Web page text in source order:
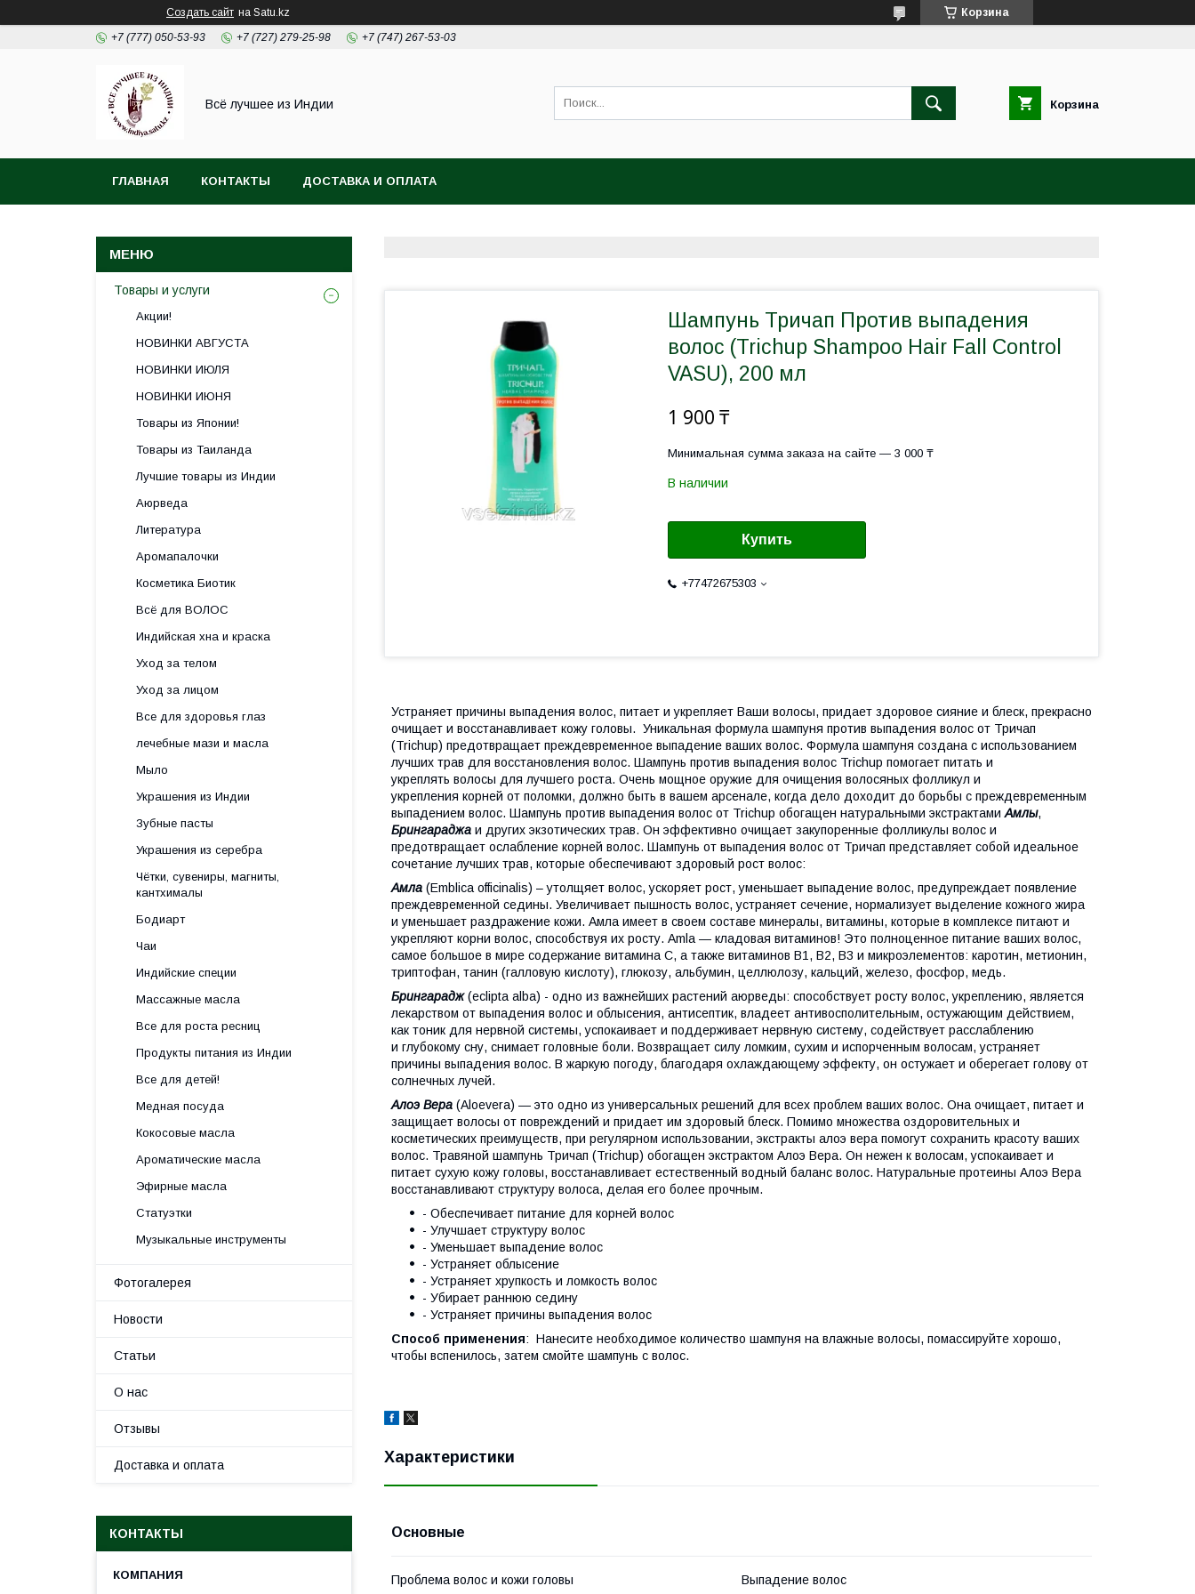
Создать сайт на Satu.kz Корзина
+7 (777) 050-53-93 +7 (727) 279-25-98 +7 (747) 267-53-03
Всё лучшее из Индии Корзина
ГЛАВНАЯ КОНТАКТЫ ДОСТАВКА И ОПЛАТА
Шампунь Тричап Против выпадения
волос (Trichup Shampoo Hair Fall Control
VASU), 200 мл
1 900 ₸
Минимальная сумма заказа на сайте — 3 000 ₸
В наличии
Купить
+77472675303
Устраняет причины выпадения волос, питает и укрепляет Ваши волосы, придает здоровое сияние и блеск, прекрасно
очищает и восстанавливает кожу головы. Уникальная формула шампуня против выпадения волос от Тричап
(Trichup) предотвращает преждевременное выпадение ваших волос. Формула шампуня создана с использованием
лучших трав для восстановления волос. Шампунь против выпадения волос Trichup помогает питать и
укреплять волосы для лучшего роста. Очень мощное оружие для очищения волосяных фолликул и
укрепления корней от поломки, должно быть в вашем арсенале, когда дело доходит до борьбы с преждевременным
выпадением волос. Шампунь против выпадения волос от Trichup обогащен натуральными экстрактамиАмлы,
Брингараджа и других экзотических трав. Он эффективно очищает закупоренные фолликулы волос и
предотвращает ослабление корней волос. Шампунь от выпадения волос от Тричап представляет собой идеальное
сочетание лучших трав, которые обеспечивают здоровый рост волос:
Амла (Emblica officinalis) – утолщяет волос, ускоряет рост, уменьшает выпадение волос, предупреждает появление
преждевременной седины. Увеличивает пышность волос, устраняет сечение, нормализует выделение кожного жира
и уменьшает раздражение кожи. Амла имеет в своем составе минералы, витамины, которые в комплексе питают и
укрепляют корни волос, способствуя их росту. Amla ― кладовая витаминов! Это полноценное питание ваших волос,
самое большое в мире содержание витамина С, а также витаминов B1, B2, B3 и микроэлементов: каротин, метионин,
триптофан, танин (галловую кислоту), глюкозу, альбумин, целлюлозу, кальций, железо, фосфор, медь.
Брингарадж (eclipta alba) - одно из важнейших растений аюрведы: способствует росту волос, укреплению, является
лекарством от выпадения волос и облысения, антисептик, владеет антивосполительным, остужающим действием,
как тоник для нервной системы, успокаивает и поддерживает нервную систему, содействует расслаблению
и глубокому сну, снимает головные боли. Возвращает силу ломким, сухим и испорченным волосам, устраняет
причины выпадения волос. В жаркую погоду, благодаря охлаждающему эффекту, он остужает и оберегает голову от
солнечных лучей.
Алоэ Вера (Aloevera) ― это одно из универсальных решений для всех проблем ваших волос. Она очищает, питает и
защищает волосы от повреждений и придает им здоровый блеск. Помимо множества оздоровительных и
косметических преимуществ, при регулярном использовании, экстракты алоэ вера помогут сохранить красоту ваших
волос. Травяной шампунь Тричап (Trichup) обогащен экстрактом Алоэ Вера. Он нежен к волосам, успокаивает и
питает сухую кожу головы, восстанавливает естественный водный баланс волос. Натуральные протеины Алоэ Вера
восстанавливают структуру волоса, делая его более прочным.
- Обеспечивает питание для корней волос
- Улучшает структуру волос
- Уменьшает выпадение волос
- Устраняет облысение
- Устраняет хрупкость и ломкость волос
- Убирает раннюю седину
- Устраняет причины выпадения волос
Способ применения: Нанесите необходимое количество шампуня на влажные волосы, помассируйте хорошо,
чтобы вспенилось, затем смойте шампунь с волос.
Характеристики
Основные
Проблема волос и кожи головы Выпадение волос
Товары и услуги
Акции!
НОВИНКИ АВГУСТА
НОВИНКИ ИЮЛЯ
НОВИНКИ ИЮНЯ
Товары из Японии!
Товары из Таиланда
Лучшие товары из Индии
Аюрведа
Литература
Аромапалочки
Косметика Биотик
Всё для ВОЛОС
Индийская хна и краска
Уход за телом
Уход за лицом
Все для здоровья глаз
лечебные мази и масла
Мыло
Украшения из Индии
Зубные пасты
Украшения из серебра
Чётки, сувениры, магниты,
кантхималы
Бодиарт
Чаи
Индийские специи
Массажные масла
Все для роста ресниц
Продукты питания из Индии
Все для детей!
Медная посуда
Кокосовые масла
Ароматические масла
Эфирные масла
Статуэтки
Музыкальные инструменты
Фотогалерея
Новости
Статьи
О нас
Отзывы
Доставка и оплата
КОНТАКТЫ